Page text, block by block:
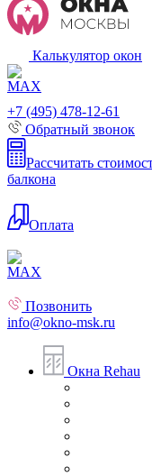
Калькулятор окон
+7 (495) 478-12-61
Обратный звонок
Рассчитать
балкона
Оплата
Позвонить
info@okno-msk.ru
Окна Rehau